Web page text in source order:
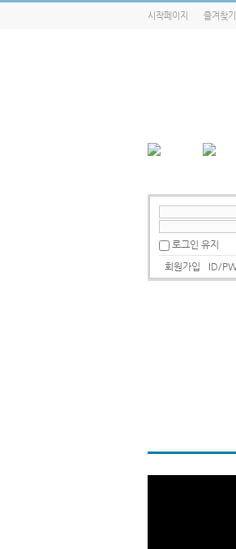
시작페이지 즐겨찾기
로그인 유지
회원가입
ID/